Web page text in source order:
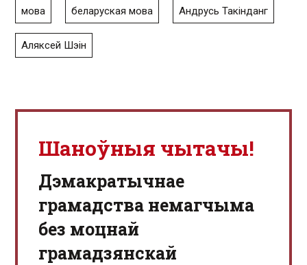
мова беларуская мова Андрусь Такінданг
Аляксей Шэін
Шаноўныя чытачы!
Дэмакратычнае
грамадства немагчыма
без моцнай
грамадзянскай